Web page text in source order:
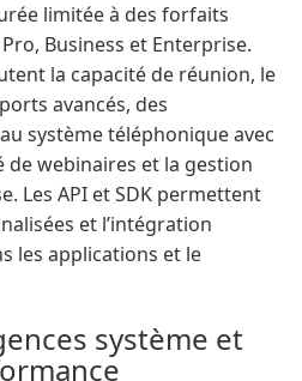
limitée à des forfaits
Business et Enterprise.
la capacité de réunion, le
avancés, des
système téléphonique avec
de webinaires et la gestion
Les API et SDK permettent
et l’intégration
les applications et le
système et